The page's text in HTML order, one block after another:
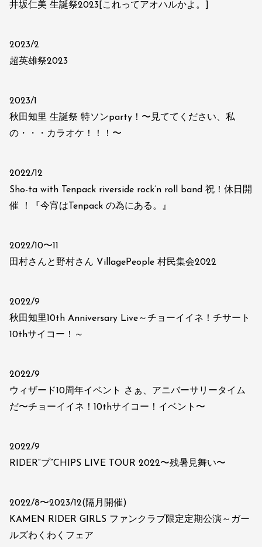
井坂仁美 生誕祭2023[これってアオハルかよ。]
2023/2
超英雄祭2023
2023/1
秋田知里 生誕祭 特ソンparty！〜見ててください、私
の・・・カラオケ！！！〜
2022/12
Sho-ta with Tenpack riverside rock’n roll band 祝！休日開
催 ！『今宵はTenpack の為にある。』
2022/10〜11
田村さんと野村さん VillagePeople 村民集会2022
2022/9
秋田知里10th Anniversary Live～チョーイイネ！チサート
10thサイコー！～
2022/9
ウィザード10周年イベント さぁ、アニバーサリータイム
だ〜チョーイイネ！10thサイコー！イベント〜
2022/9
RIDER“プ”CHIPS LIVE TOUR 2022〜残暑見舞い〜
2022/8〜2023/12(隔月開催)
KAMEN RIDER GIRLS ファンクラブ限定定期公演～ガー
ルズわくわくフェア